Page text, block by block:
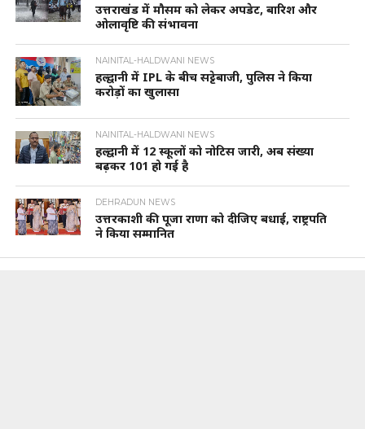
उत्तराखंड में मौसम को लेकर अपडेट, बारिश और
ओलावृष्टि की संभावना
NAINITAL-HALDWANI NEWS
हल्द्वानी में IPL के बीच सट्टेबाजी, पुलिस ने किया
करोड़ों का खुलासा
NAINITAL-HALDWANI NEWS
हल्द्वानी में 12 स्कूलों को नोटिस जारी, अब संख्या
बढ़कर 101 हो गई है
DEHRADUN NEWS
उत्तरकाशी की पूजा राणा को दीजिए बधाई, राष्ट्रपति
ने किया सम्मानित